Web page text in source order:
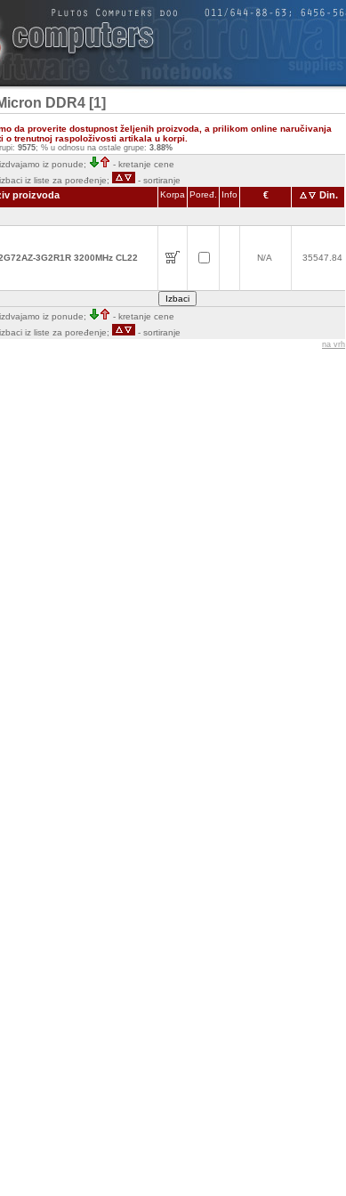
DDR4 [1]
da proverite dostupnost željenih proizvoda, a prilikom online naručivanja
trenutnoj raspoloživosti artikala u korpi.
9575; % u odnosu na ostale grupe: 3.88%
iz ponude;
- kretanje cene
iz liste za poređenje; - sortiranje
proizvoda Korpa Poređ. Info € Din.
3G2R1R 3200MHz CL22 N/A 35547.84
iz ponude;
- kretanje cene
iz liste za poređenje; - sortiranje
na vrh